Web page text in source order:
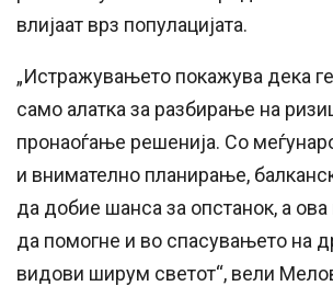
влијаат врз популацијата.
„Истражувањето покажува дека
само алатка за разбирање на
пронаоѓање решенија. Со
и внимателно планирање,
да добие шанса за опстанок, а
да помогне и во спасувањето на
видови ширум светот“, вели